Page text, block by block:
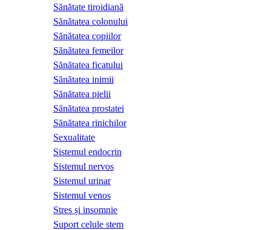
Sănătate tiroidiană
Sănătatea colonului
Sănătatea copiilor
Sănătatea femeilor
Sănătatea ficatului
Sănătatea inimii
Sănătatea pielii
Sănătatea prostatei
Sănătatea rinichilor
Sexualitate
Sistemul endocrin
Sistemul nervos
Sistemul urinar
Sistemul venos
Stres și insomnie
Suport celule stem